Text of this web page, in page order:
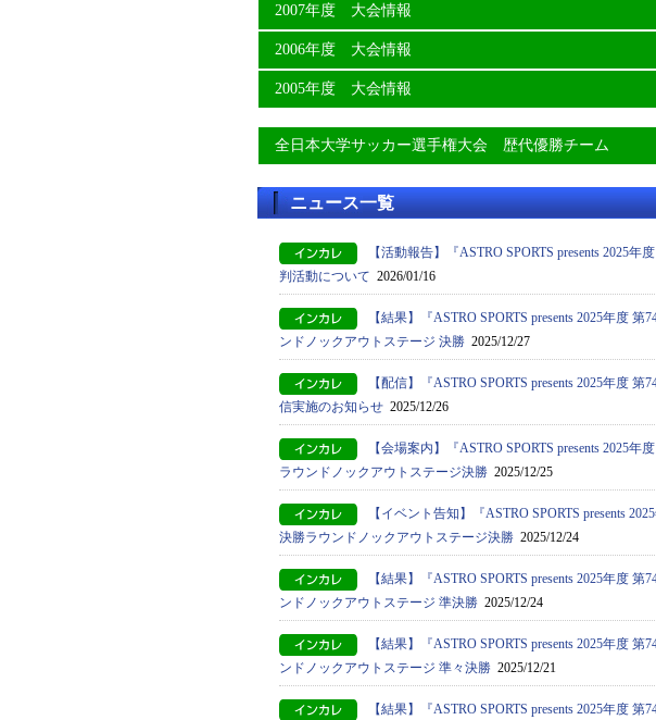
2007年度 大会情報
2006年度 大会情報
2005年度 大会情報
全日本大学サッカー選手権大会 歴代優勝チーム
ニュース一覧
【活動報告】『ASTRO SPORTS presents 2025
判活動について 2026/01/16
【結果】『ASTRO SPORTS presents 2025年度
ンドノックアウトステージ 決勝 2025/12/27
【配信】『ASTRO SPORTS presents 2025年度
信実施のお知らせ 2025/12/26
【会場案内】『ASTRO SPORTS presents 2025
ラウンドノックアウトステージ決勝 2025/12/25
【イベント告知】『ASTRO SPORTS presents
決勝ラウンドノックアウトステージ決勝 2025/12/24
【結果】『ASTRO SPORTS presents 2025年度
ンドノックアウトステージ 準決勝 2025/12/24
【結果】『ASTRO SPORTS presents 2025年度
ンドノックアウトステージ 準々決勝 2025/12/21
【結果】『ASTRO SPORTS presents 2025年度